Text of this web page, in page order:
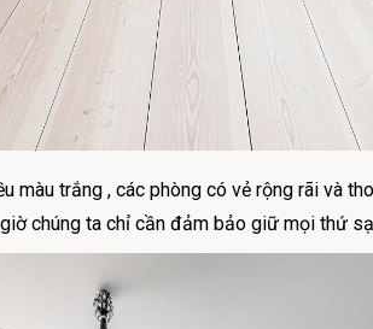
màu trắng , các phòng có vẻ rộng rãi và
chúng ta chỉ cần đảm bảo giữ mọi thứ